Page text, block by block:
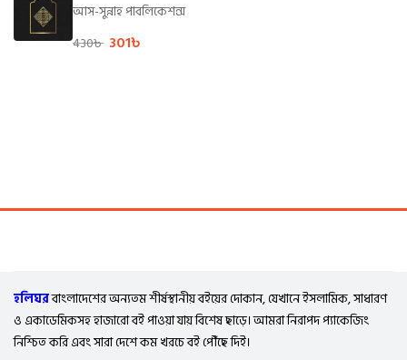
আস-সুন্নাহ পাবলিকেশন্স
430৳ 301৳
হলিঘরবাংলাদেশের অন্যতম শীর্ষস্থানীয় বইয়ের দোকান, যেখানে ইসলামিক, সাধারণ
ও একাডেমিকসহ হাজারো বই পাওয়া যায় বিশেষ ছাড়ে। আমরা নিরাপদ প্যাকেজিং
নিশ্চিত করি এবং সারা দেশে কম খরচে বই পৌঁছে দিই।